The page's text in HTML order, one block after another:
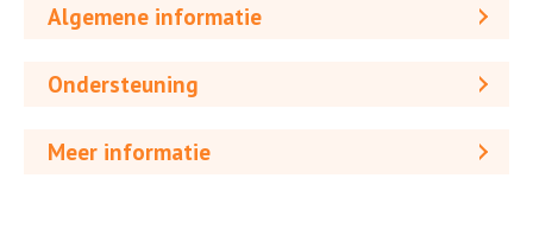
Algemene informatie
Ondersteuning
Meer informatie